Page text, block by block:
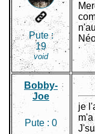
Pute :
19
void
Bobby-
Joe
Pute : 0
je